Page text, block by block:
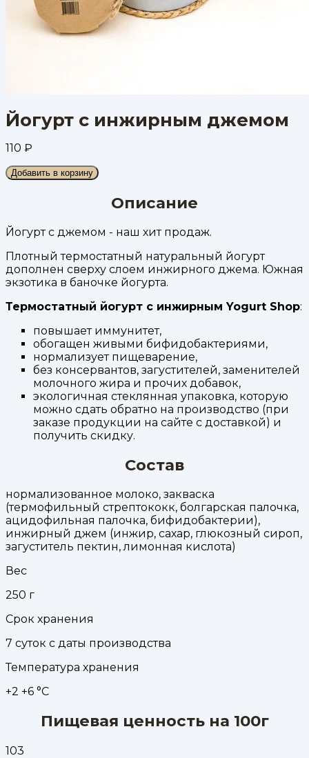
Йогурт с инжирным джемом
110 ₽
Добавить в корзину
Описание
Йогурт с джемом - наш хит продаж.
Плотный термостатный натуральный йогурт
дополнен сверху слоем инжирного джема. Южная
экзотика в баночке йогурта.
Термостатный йогурт с инжирным Yogurt Shop:
повышает иммунитет,
обогащен живыми бифидобактериями,
нормализует пищеварение,
без консервантов, загустителей, заменителей
молочного жира и прочих добавок,
экологичная стеклянная упаковка, которую
можно сдать обратно на производство (при
заказе продукции на сайте с доставкой) и
получить скидку.
Состав
нормализованное молоко, закваска
(термофильный стрептококк, болгарская палочка,
ацидофильная палочка, бифидобактерии),
инжирный джем (инжир, сахар, глюкозный сироп,
загуститель пектин, лимонная кислота)
Вес
250 г
Срок хранения
7 суток с даты производства
Температура хранения
+2 +6 °С
Пищевая ценность на 100г
103